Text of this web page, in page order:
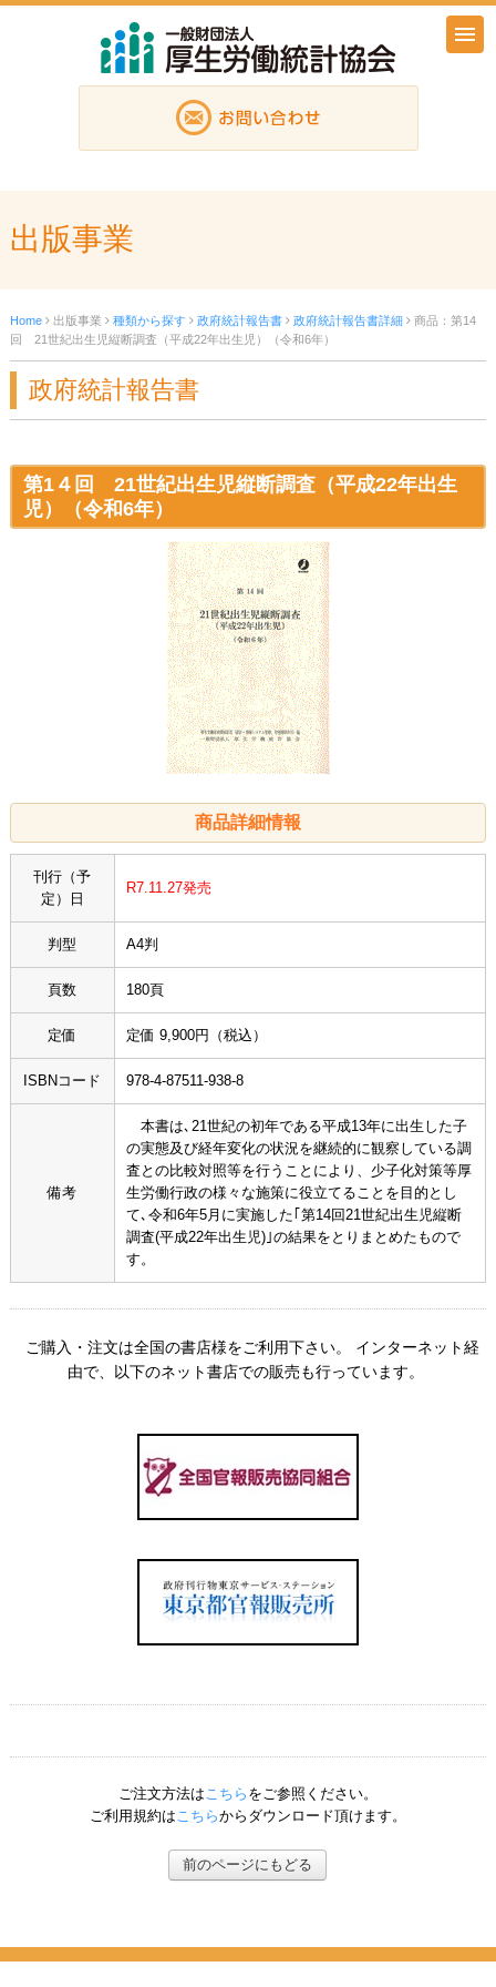
出版事業
Home 出版事業 種類から探す 政府統計報告書 政府統計報告書詳細 商品：第14
回 21世紀出生児縦断調査（平成22年出生児）（令和6年）
政府統計報告書
第1４回 21世紀出生児縦断調査（平成22年出生
児）（令和6年）
商品詳細情報
刊行（予
定）日
R7.11.27発売
判型 A4判
頁数 180頁
定価 定価 9,900円（税込）
ISBNコード 978-4-87511-938-8
備考
本書は､21世紀の初年である平成13年に出生した子
の実態及び経年変化の状況を継続的に観察している調
査との比較対照等を行うことにより、少子化対策等厚
生労働行政の様々な施策に役立てることを目的とし
て､令和6年5月に実施した｢第14回21世紀出生児縦断
調査(平成22年出生児)｣の結果をとりまとめたもので
す。
ご購入・注文は全国の書店様をご利用下さい。 インターネット経
由で、以下のネット書店での販売も行っています。
ご注文方法は こちら をご参照ください。
ご利用規約は こちらからダウンロード頂けます。
前のページにもどる